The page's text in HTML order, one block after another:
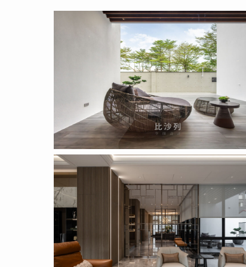
Hit enter to search or ESC to close
Proposal
_pic_1_4